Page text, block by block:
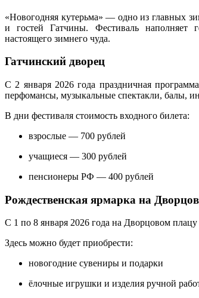
«Новогодняя кутерьма» — одно из главных
и гостей Гатчины. Фестиваль наполняет
настоящего зимнего чуда.
Гатчинский дворец
С 2 января 2026 года праздничная
перфомансы, музыкальные спектакли, балы,
В дни фестиваля стоимость входного билета:
взрослые — 700 рублей
учащиеся — 300 рублей
пенсионеры РФ — 400 рублей
Рождественская ярмарка на
С 1 по 8 января 2026 года на Дворцовом плацу
Здесь можно будет приобрести:
новогодние сувениры и подарки
ёлочные игрушки и изделия ручной